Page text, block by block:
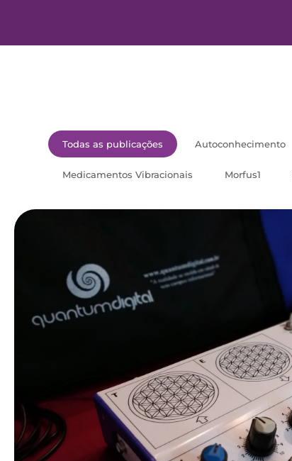
Todas as publicações Autoconhecimento
Medicamentos Vibracionais Morfus1